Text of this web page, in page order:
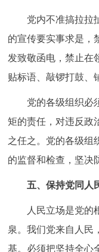
党内不准搞拉拉扯
的宣传要实事求是，
发致敬函电，禁止在
贴标语、敲锣打鼓、
党的各级组织必须
矩的责任，对违反政
之任之。党的各级组
的监督和检查，坚决
五、保持党同人
人民立场是党的根
泉。我们党来自人民
基。必须把坚持全心